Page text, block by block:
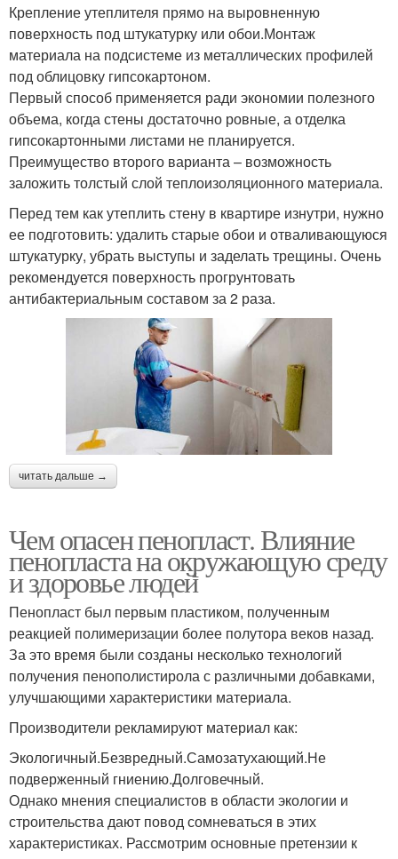
Крепление утеплителя прямо на выровненную
поверхность под штукатурку или обои.Монтаж
материала на подсистеме из металлических профилей
под облицовку гипсокартоном.
Первый способ применяется ради экономии полезного
объема, когда стены достаточно ровные, а отделка
гипсокартонными листами не планируется.
Преимущество второго варианта – возможность
заложить толстый слой теплоизоляционного материала.
Перед тем как утеплить стену в квартире изнутри, нужно
ее подготовить: удалить старые обои и отваливающуюся
штукатурку, убрать выступы и заделать трещины. Очень
рекомендуется поверхность прогрунтовать
антибактериальным составом за 2 раза.
читать дальше →
Чем опасен пенопласт. Влияние
пенопласта на окружающую среду
и здоровье людей
Пенопласт был первым пластиком, полученным
реакцией полимеризации более полутора веков назад.
За это время были созданы несколько технологий
получения пенополистирола с различными добавками,
улучшающими характеристики материала.
Производители рекламируют материал как:
Экологичный.Безвредный.Самозатухающий.Не
подверженный гниению.Долговечный.
Однако мнения специалистов в области экологии и
строительства дают повод сомневаться в этих
характеристиках. Рассмотрим основные претензии к